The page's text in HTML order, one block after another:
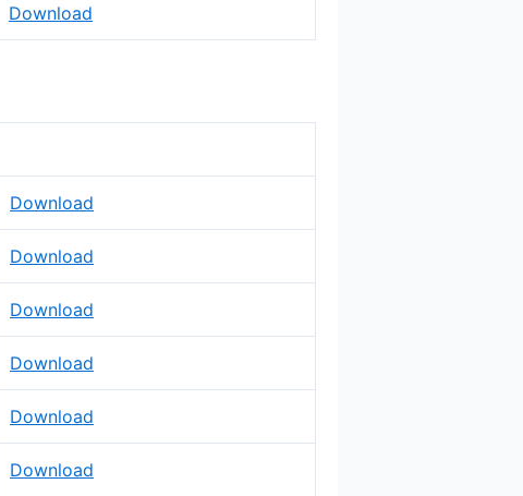
Download
Download
Download
Download
Download
Download
Download